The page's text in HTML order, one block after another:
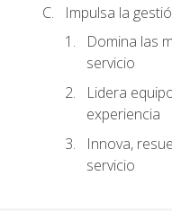
Impulsa la
Domina las
servicio
Lidera
experiencia
Innova,
servicio